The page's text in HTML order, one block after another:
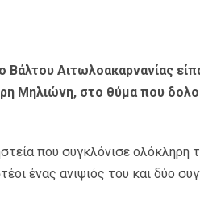
Αιτωλοακαρνανίας
Μηλιώνη, στο θύμα που
που συγκλόνισε ολόκληρη
ένας ανιψιός του και δύο